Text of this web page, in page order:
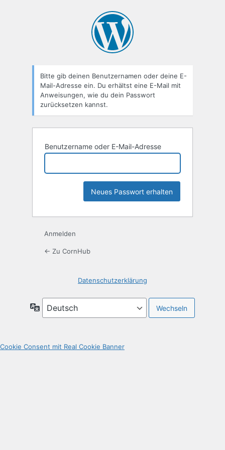
Bitte gib deinen Benutzernamen oder deine E-
Mail-Adresse ein. Du erhältst eine E-Mail mit
Anweisungen, wie du dein Passwort
zurücksetzen kannst.
Benutzername oder E-Mail-Adresse
Anmelden
← Zu CornHub
Datenschutzerklärung
Sprache
Cookie Consent mit Real Cookie Banner